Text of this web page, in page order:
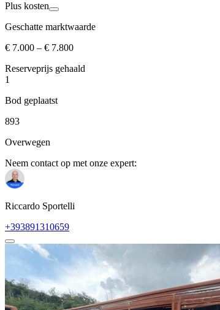
Plus kosten
Geschatte marktwaarde
€ 7.000 – € 7.800
Reserveprijs gehaald
1
Bod geplaatst
893
Overwegen
Neem contact op met onze expert:
Riccardo Sportelli
+393891310659